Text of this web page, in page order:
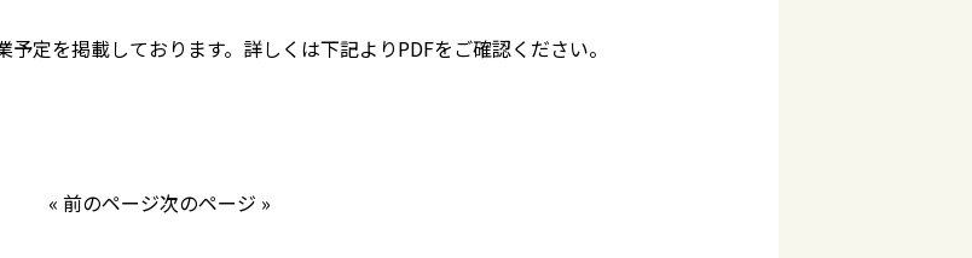
定を掲載しております。詳しくは下記よりPDFをご確認ください。
« 前のページ次のページ »